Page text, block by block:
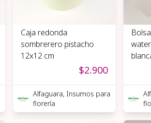
Caja redonda
sombrerero pistacho
12x12 cm
$2.900
Alfaguara, Insumos para
florería